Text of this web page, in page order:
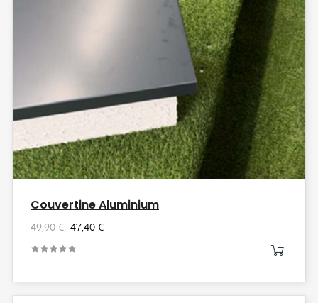
Couvertine Aluminium
49,90 € 47,40 €